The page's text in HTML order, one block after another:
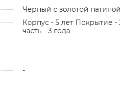
Черный с золотой патиной
Корпус - 5 лет Покрытие -
часть - 3 года
-